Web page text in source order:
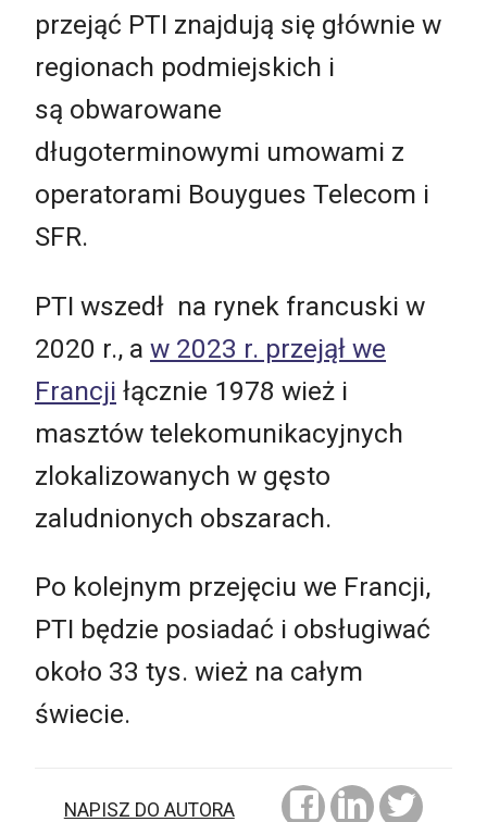
przejąć PTI znajdują się głównie w
regionach podmiejskich i
są obwarowane
długoterminowymi umowami z
operatorami Bouygues Telecom i
SFR.
PTI wszedł na rynek francuski w
2020 r., a w 2023 r. przejął we
Francji łącznie 1978 wież i
masztów telekomunikacyjnych
zlokalizowanych w gęsto
zaludnionych obszarach.
Po kolejnym przejęciu we Francji,
PTI będzie posiadać i obsługiwać
około 33 tys. wież na całym
świecie.
NAPISZ DO AUTORA